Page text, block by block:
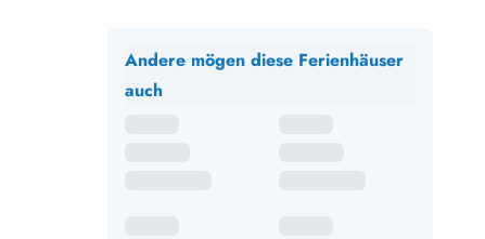
Andere mögen diese Ferienhäuser
auch